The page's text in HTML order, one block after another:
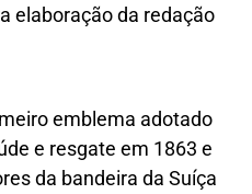
elaboração da redação
emblema adotado
e resgate em 1863 e
da bandeira da Suíça